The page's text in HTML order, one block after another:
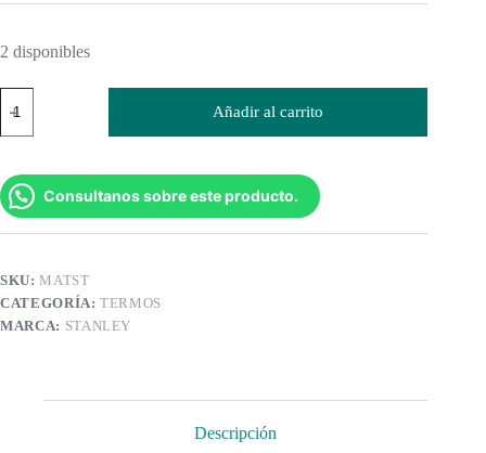
2 disponibles
Stanley
236
Añadir al carrito
Consultanos sobre este producto.
SKU:MATST
CATEGORÍA:TERMOS
MARCA: STANLEY
Descripción